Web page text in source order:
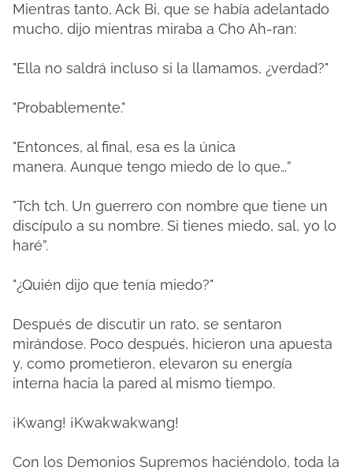
Mientras tanto, Ack Bi, que se había adelantado
mucho, dijo mientras miraba a Cho Ah-ran:
"Ella no saldrá incluso si la llamamos, ¿verdad?"
"Probablemente."
"Entonces, al final, esa es la única
manera. Aunque tengo miedo de lo que…”
"Tch tch. Un guerrero con nombre que tiene un
discípulo a su nombre. Si tienes miedo, sal, yo lo
haré”.
"¿Quién dijo que tenía miedo?"
Después de discutir un rato, se sentaron
mirándose. Poco después, hicieron una apuesta
y, como prometieron, elevaron su energía
interna hacia la pared al mismo tiempo.
¡Kwang! ¡Kwakwakwang!
Con los Demonios Supremos haciéndolo, toda la